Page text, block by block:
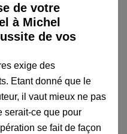
de votre
à Michel
de vos
exige des
Etant donné que le
il vaut mieux ne pas
serait-ce que pour
se fait de façon